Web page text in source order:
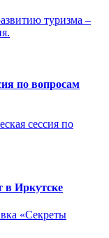
туризма –
по вопросам
сессия по
в Иркутске
«Секреты